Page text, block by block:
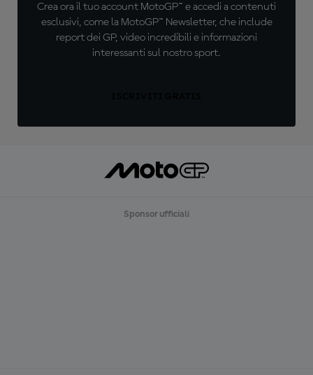
Crea ora il tuo account MotoGP™ e accedi a contenuti
esclusivi, come la MotoGP™ Newsletter, che include
report dei GP, video incredibili e informazioni
interessanti sul nostro sport.
Sponsor ufficiali